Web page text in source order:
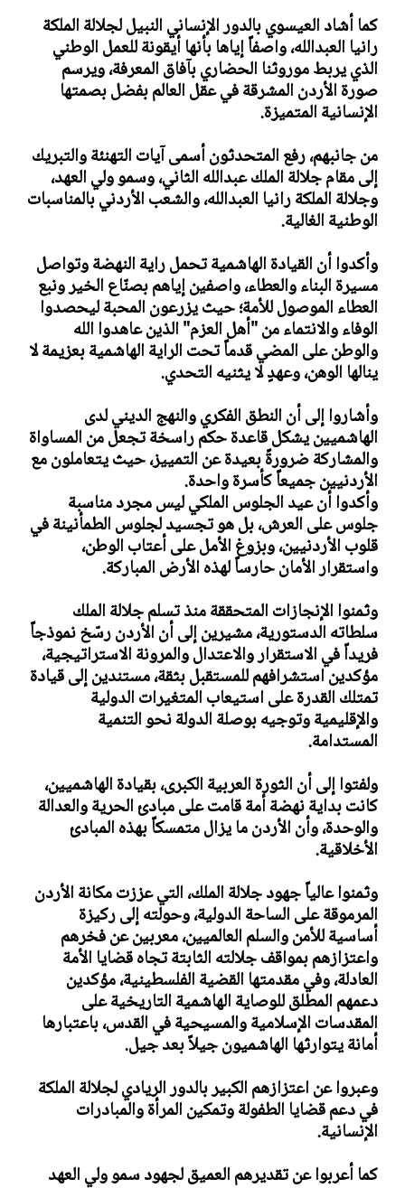
كما أشاد العيسوي بالدور الإنساني النبيل لجلالة الملكة
رانيا العبدالله، واصفاً إياها بأنها أيقونة للعمل الوطني
الذي يربط موروثنا الحضاري بآفاق المعرفة، ويرسم
صورة الأردن المشرقة في عقل العالم بفضل بصمتها
الإنسانية المتميزة.
من جانبهم، رفع المتحدثون أسمى آيات التهنئة والتبريك
إلى مقام جلالة الملك عبدالله الثاني، وسمو ولي العهد،
وجلالة الملكة رانيا العبدالله، والشعب الأردني بالمناسبات
الوطنية الغالية.
وأكدوا أن القيادة الهاشمية تحمل راية النهضة وتواصل
مسيرة البناء والعطاء، واصفين إياهم بصنّاع الخير ونبع
العطاء الموصول للأمة؛ حيث يزرعون المحبة ليحصدوا
الوفاء والانتماء من "أهل العزم" الذين عاهدوا الله
والوطن على المضي قدماً تحت الراية الهاشمية بعزيمة لا
ينالها الوهن، وعهدٍ لا يثنيه التحدي.
وأشاروا إلى أن النطق الفكري والنهج الديني لدى
الهاشميين يشكل قاعدة حكم راسخة تجعل من المساواة
والمشاركة ضرورةً بعيدة عن التمييز، حيث يتعاملون مع
الأردنيين جميعاً كأسرة واحدة.
وأكدوا أن عيد الجلوس الملكي ليس مجرد مناسبة
جلوس على العرش، بل هو تجسيد لجلوس الطمأنينة في
قلوب الأردنيين، وبزوغ الأمل على أعتاب الوطن،
واستقرار الأمان حارساً لهذه الأرض المباركة.
وثمنوا الإنجازات المتحققة منذ تسلم جلالة الملك
سلطاته الدستورية، مشيرين إلى أن الأردن رسّخ نموذجاً
فريداً في الاستقرار والاعتدال والمرونة الاستراتيجية،
مؤكدين استشرافهم للمستقبل بثقة، مستندين إلى قيادة
تمتلك القدرة على استيعاب المتغيرات الدولية
والإقليمية وتوجيه بوصلة الدولة نحو التنمية
المستدامة.
ولفتوا إلى أن الثورة العربية الكبرى، بقيادة الهاشميين،
كانت بداية نهضة أمة قامت على مبادئ الحرية والعدالة
والوحدة، وأن الأردن ما يزال متمسكاً بهذه المبادئ
الأخلاقية.
وثمنوا عالياً جهود جلالة الملك، التي عززت مكانة الأردن
المرموقة على الساحة الدولية، وحولته إلى ركيزة
أساسية للأمن والسلم العالميين، معربين عن فخرهم
واعتزازهم بمواقف جلالته الثابتة تجاه قضايا الأمة
العادلة، وفي مقدمتها القضية الفلسطينية، مؤكدين
دعمهم المطلق للوصاية الهاشمية التاريخية على
المقدسات الإسلامية والمسيحية في القدس، باعتبارها
أمانة يتوارثها الهاشميون جيلاً بعد جيل.
وعبروا عن اعتزازهم الكبير بالدور الريادي لجلالة الملكة
في دعم قضايا الطفولة وتمكين المرأة والمبادرات
الإنسانية.
كما أعربوا عن تقديرهم العميق لجهود سمو ولي العهد